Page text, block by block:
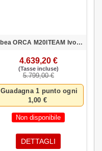
Orbea ORCA M20ITEAM Ivory White 53 SHIMANO ULTEGRA R8100 34X50T
4.639,20 €
(Tasse incluse)
5.799,00 €
Guadagna 1 punto ogni
1,00 €
Non disponibile
DETTAGLI